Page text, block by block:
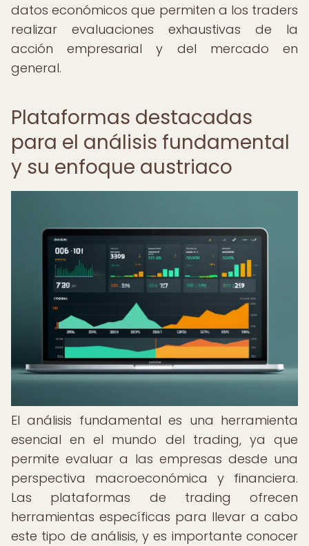
datos económicos que permiten a los traders
realizar evaluaciones exhaustivas de la
acción empresarial y del mercado en
general.
Plataformas destacadas
para el análisis fundamental
y su enfoque austriaco
El análisis fundamental es una herramienta
esencial en el mundo del trading, ya que
permite evaluar a las empresas desde una
perspectiva macroeconómica y financiera.
Las plataformas de trading ofrecen
herramientas específicas para llevar a cabo
este tipo de análisis, y es importante conocer